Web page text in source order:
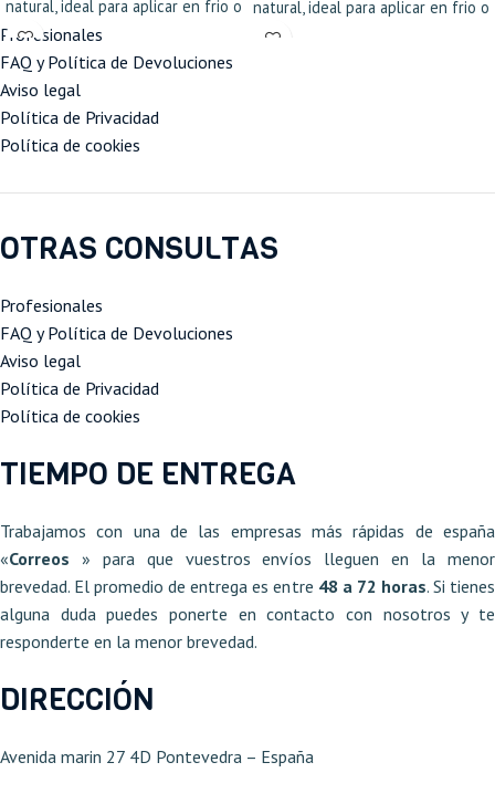
natural, ideal para aplicar en frio o
en calor, actuando
como analgésico y
antiinflamatorio natural.
natural, ideal para aplicar en frio o
en calor, actuando
Profesionales
FAQ y Política de Devoluciones
Aviso legal
Política de Privacidad
Política de cookies
OTRAS CONSULTAS
Profesionales
FAQ y Política de Devoluciones
Aviso legal
Política de Privacidad
Política de cookies
TIEMPO DE ENTREGA
Trabajamos con una de las empresas más rápidas de españa
«Correos » para que vuestros envíos lleguen en la menor
brevedad. El promedio de entrega es entre 48 a 72 horas. Si tienes
alguna duda puedes ponerte en contacto con nosotros y te
responderte en la menor brevedad.
DIRECCIÓN
Avenida marin 27 4D Pontevedra – España​